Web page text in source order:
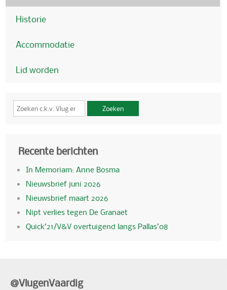
Historie
Accommodatie
Lid worden
Zoeken
Recente berichten
In Memoriam: Anne Bosma
Nieuwsbrief juni 2026
Nieuwsbrief maart 2026
Nipt verlies tegen De Granaet
Quick’21/V&V overtuigend langs Pallas’08
@VlugenVaardig